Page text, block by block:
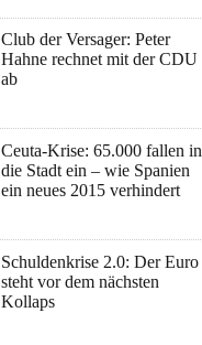
Club der Versager: Peter
Hahne rechnet mit der CDU
ab
Ceuta-Krise: 65.000 fallen in
die Stadt ein – wie Spanien
ein neues 2015 verhindert
Schuldenkrise 2.0: Der Euro
steht vor dem nächsten
Kollaps